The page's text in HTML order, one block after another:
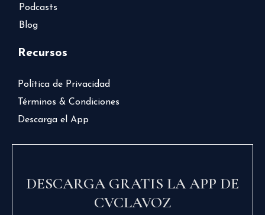
Podcasts
Blog
Recursos
Política de Privacidad
Términos & Condiciones
Descarga el App
DESCARGA GRATIS LA APP DE
CVCLAVOZ